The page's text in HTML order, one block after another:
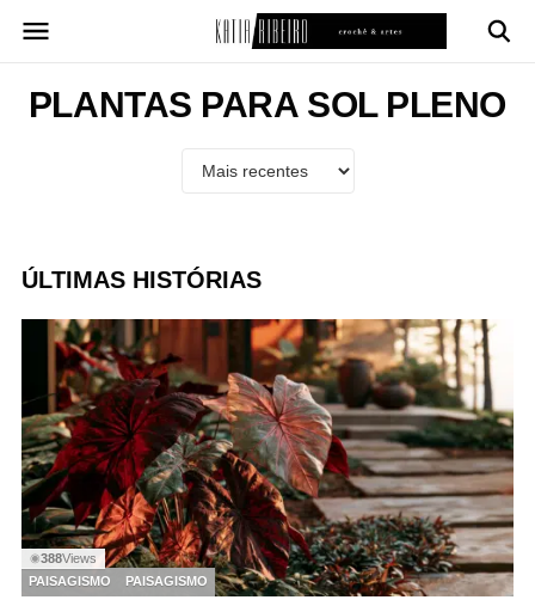
para
conteúdoPLANTAS PARA SOL PLENO
ÚLTIMAS HISTÓRIAS
◉388Views
PAISAGISMO
PAISAGISMO